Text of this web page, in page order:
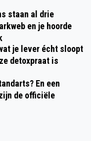
staan al drie
en je hoorde
je lever écht sloopt
detoxpraat is
En een
de officiële